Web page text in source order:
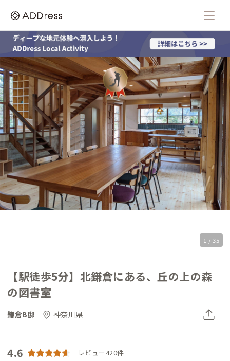
1 / 35
【駅徒歩5分】北鎌倉にある、丘の上の森
の図書室
鎌倉B邸 神奈川県
4.6 レビュー420件